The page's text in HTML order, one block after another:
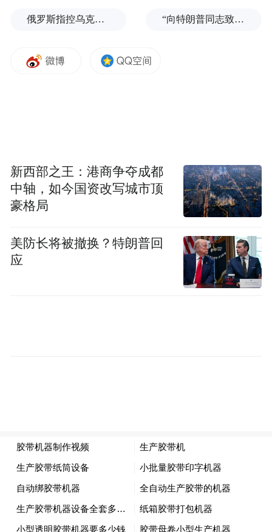
俄罗斯指控乌克兰高薪招募哥伦比亚雇佣兵 “向特朗普同志致敬！”美国超级抹红大赛开始了
新西部之王：港商争夺成都
中轴，如今国资改写城市顶
豪格局
美防长将被撤换？特朗普回
应